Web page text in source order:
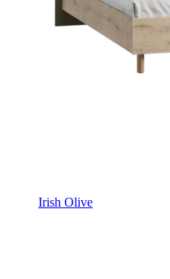
Irish Olive